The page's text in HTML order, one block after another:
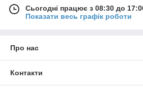
Сьогодні працює з 08:30 до
Показати весь графік роботи
Про нас
Контакти